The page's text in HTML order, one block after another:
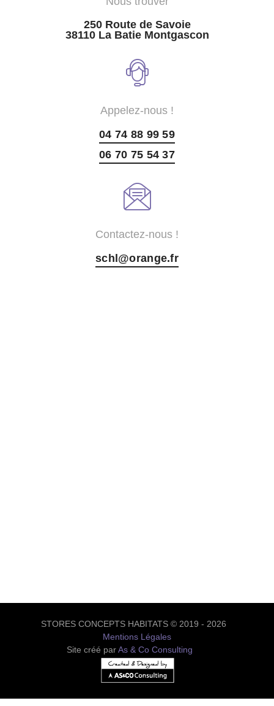
250 Route de Savoie
38110 La Batie Montgascon
Appelez-nous !
04 74 88 99 59
06 70 75 54 37
Contactez-nous !
schl@orange.fr
STORES CONCEPTS HABITATS © 2019 - 2026
Mentions Légales
Site créé parAs & Co Consulting